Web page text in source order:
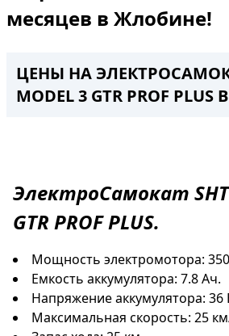
месяцев в Жлобине!
ЦЕНЫ НА
MODEL 3 GTR PROF
ЭлектроСамокат
GTR PROF PLUS.
Мощность электромотора:
Емкость аккумулятора: 7.8 Ач.
Напряжение аккумулятора: 36
Максимальная скорость: 25